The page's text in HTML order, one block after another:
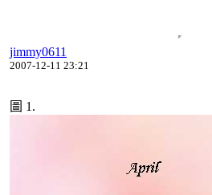
jimmy0611
2007-12-11 23:21
圖 1.